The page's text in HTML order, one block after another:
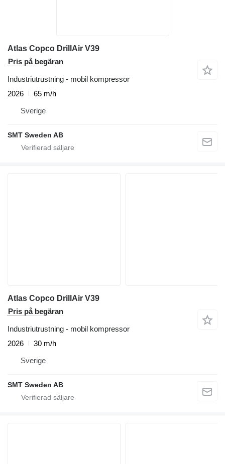
Atlas Copco DrillAir V39
Pris på begäran
Industriutrustning - mobil kompressor
2026
65 m/h
Sverige
SMT Sweden AB
Atlas Copco DrillAir V39
Pris på begäran
Industriutrustning - mobil kompressor
2026
30 m/h
Sverige
SMT Sweden AB